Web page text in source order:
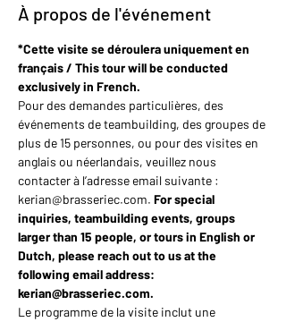
À propos de l'événement
*Cette visite se déroulera uniquement en
français / This tour will be conducted
exclusively in French.
Pour des demandes particulières, des
événements de teambuilding, des groupes de
plus de 15 personnes, ou pour des visites en
anglais ou néerlandais, veuillez nous
contacter à l’adresse email suivante :
kerian@brasseriec.com. For special
inquiries, teambuilding events, groups
larger than 15 people, or tours in English or
Dutch, please reach out to us at the
following email address:
kerian@brasseriec.com.
Le programme de la visite inclut une